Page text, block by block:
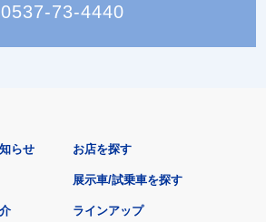
0537-73-4440
らせ お店を探す
展示車/試乗車を探す
ラインアップ